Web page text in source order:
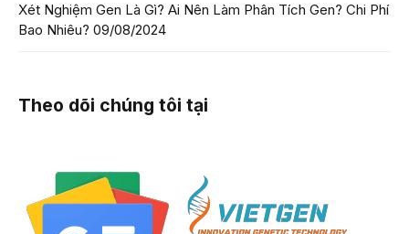
Xét Nghiệm Gen Là Gì? Ai Nên Làm Phân Tích Gen? Chi Phí
Bao Nhiêu? 09/08/2024
Theo dõi chúng tôi tại